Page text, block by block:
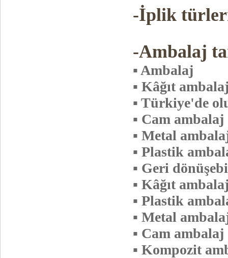
-İplik
-Ambalaj
▪ Ambalaj
▪ Kâğıt a
▪ Türkiye'de
▪ Cam ambalaj
▪ Metal
▪ Plastik
▪ Geri
▪ Kâğıt
▪ Plastik
▪ Metal
▪ Cam
▪ Kompozit